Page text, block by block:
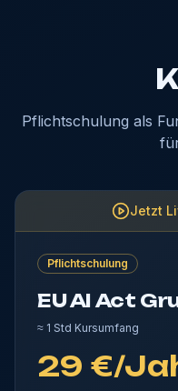
Pflichtschulung als
Jetzt
Pflichtschulung
EU AI Act
≈ 1 Std Kursumfang
29 €/